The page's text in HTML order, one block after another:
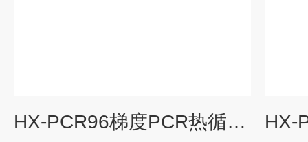
HX-PCR96梯度PCR热循环仪沪析